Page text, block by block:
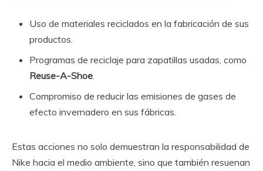
Uso de materiales reciclados en la fabricación de sus
productos.
Programas de reciclaje para zapatillas usadas, como
Reuse-A-Shoe
Compromiso de reducir las emisiones de gases de
efecto invernadero en sus fábricas.
Estas acciones no solo demuestran la responsabilidad de
Nike hacia el medio ambiente, sino que también resuenan